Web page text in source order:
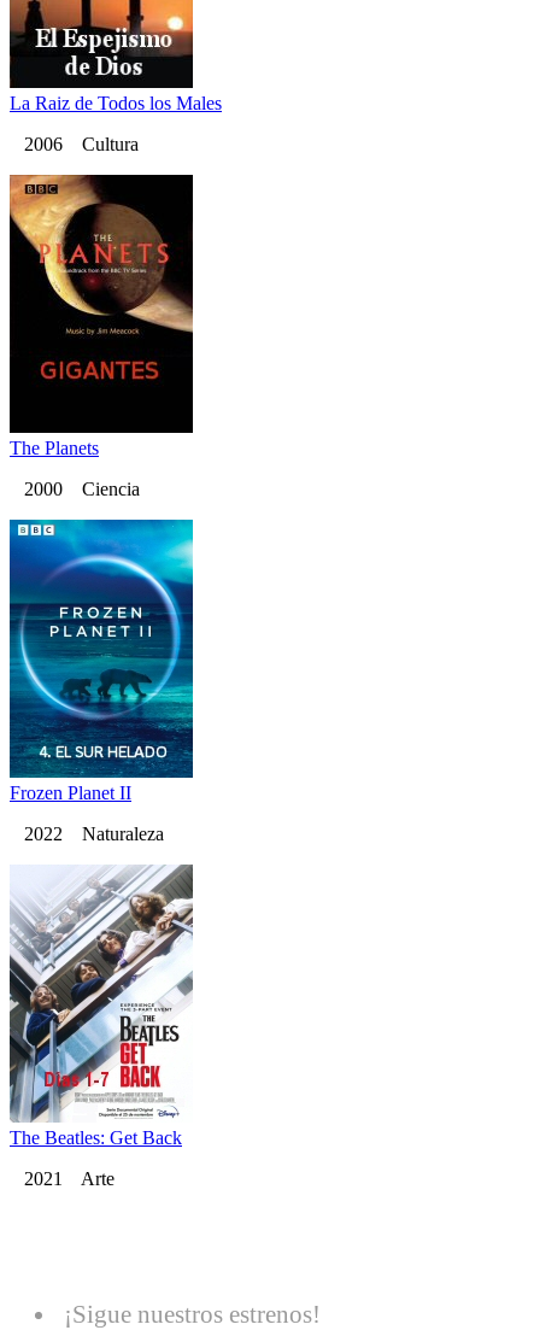
La Raiz de Todos los Males
2006 Cultura
The Planets
2000 Ciencia
Frozen Planet II
2022 Naturaleza
The Beatles: Get Back
2021 Arte
¡Sigue nuestros estrenos!